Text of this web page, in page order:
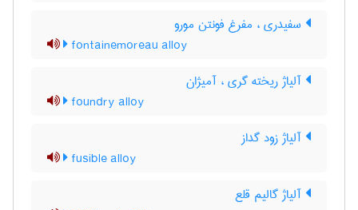
سفیدری ، مفرغ فونتن مورو
fontainemoreau alloy
آلیاژ ریخته گری ، آمیژان
foundry alloy
آلیاژ زود گداز
fusible alloy
آلیاژ گالیم قلع